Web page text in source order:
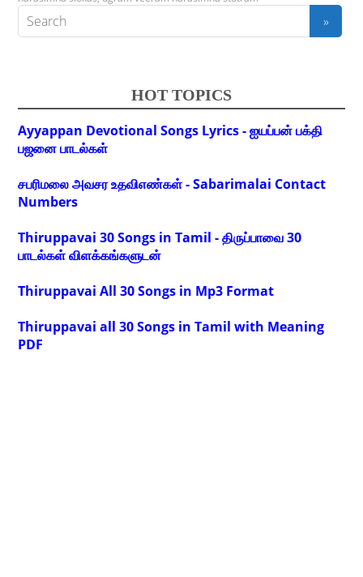
HOT TOPICS
Ayyappan Devotional Songs Lyrics - ஐயப்பன் பக்தி
பஜனை பாடல்கள்
சபரிமலை அவசர உதவிஎண்கள் - Sabarimalai Contact
Numbers
Thiruppavai 30 Songs in Tamil - திருப்பாவை 30
பாடல்கள் விளக்கங்களுடன்
Thiruppavai All 30 Songs in Mp3 Format
Thiruppavai all 30 Songs in Tamil with Meaning
PDF